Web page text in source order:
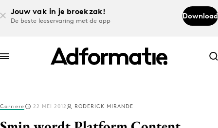
Jouw vak in je broekzak!
De beste leeservaring met de app
Download
Abonneer nu
Abonneer nu
Log in
Carriere 22 MEI 2012 RODERICK MIRANDE